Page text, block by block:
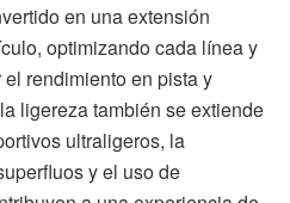
en una extensión
optimizando cada línea y
rendimiento en pista y
ligereza también se extiende
ultraligeros, la
y el uso de